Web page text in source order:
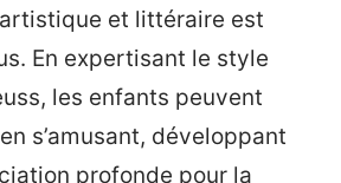
et littéraire est
En expertisant le style
les enfants peuvent
s’amusant, développant
profonde pour la